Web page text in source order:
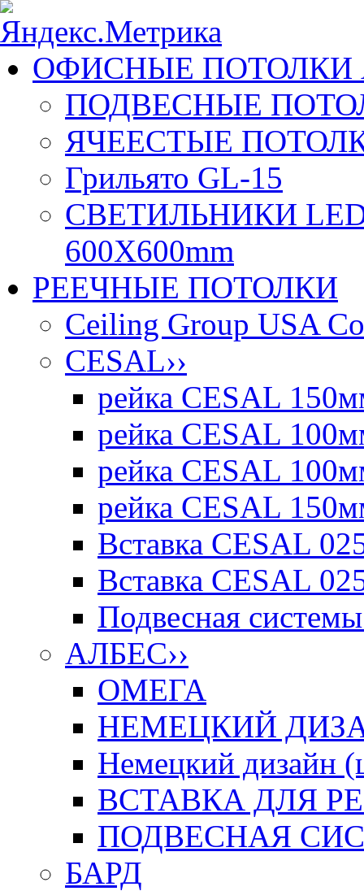
ОФИСНЫЕ ПОТОЛКИ
ПОДВЕСНЫЕ
ЯЧЕЕСТЫЕ
Грильято GL-15
СВЕТИЛЬНИКИ
600X600mm
РЕЕЧНЫЕ ПОТОЛКИ
Ceiling Group USA
CESAL››
рейка CESAL
рейка CESAL
рейка CESAL
рейка CESAL
Вставка CESAL
Вставка CESAL
Подвесная
АЛБЕС››
ОМЕГА
НЕМЕЦКИЙ
Немецкий дизайн
ВСТАВКА ДЛЯ
ПОДВЕСНАЯ
БАРД